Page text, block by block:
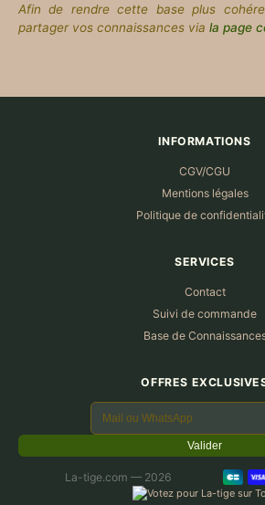
Afin de rendre cette base plus
partager vos connaissances via la page
INFORMATIONS
CGV/CGU
Mentions légales
Politique de
SERVICES
Contact
Suivi de commande
Base de
OFFRES
Valider
La-tige.com — 2026